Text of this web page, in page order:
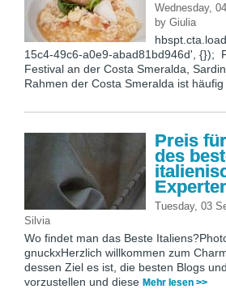
Wednesday,
by Giulia
15c4-49c6-a0e9-abad81bd946d', {});
Festival an der Costa Smeralda,
Rahmen der Costa Smeralda ist häufig
Preis
des
Tuesday, 03
Silvia
Wo findet man das Beste
gnuckxHerzlich willkommen zum
dessen Ziel es ist, die besten Blogs
vorzustellen und diese Mehr lesen >>